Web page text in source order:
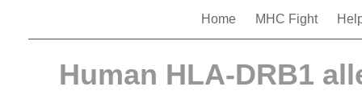
Home MHC Fight
Human HLA-DRB1